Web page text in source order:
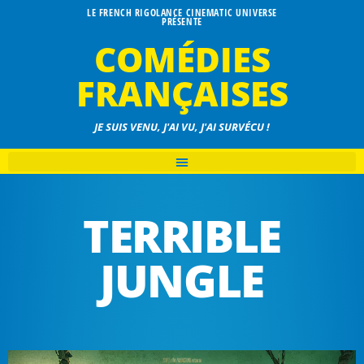
LE FRENCH RIGOLANCE CINEMATIC UNIVERSE
PRÉSENTE
COMÉDIES
FRANÇAISES
JE SUIS VENU, J'AI VU, J'AI SURVÉCU !
TERRIBLE
JUNGLE